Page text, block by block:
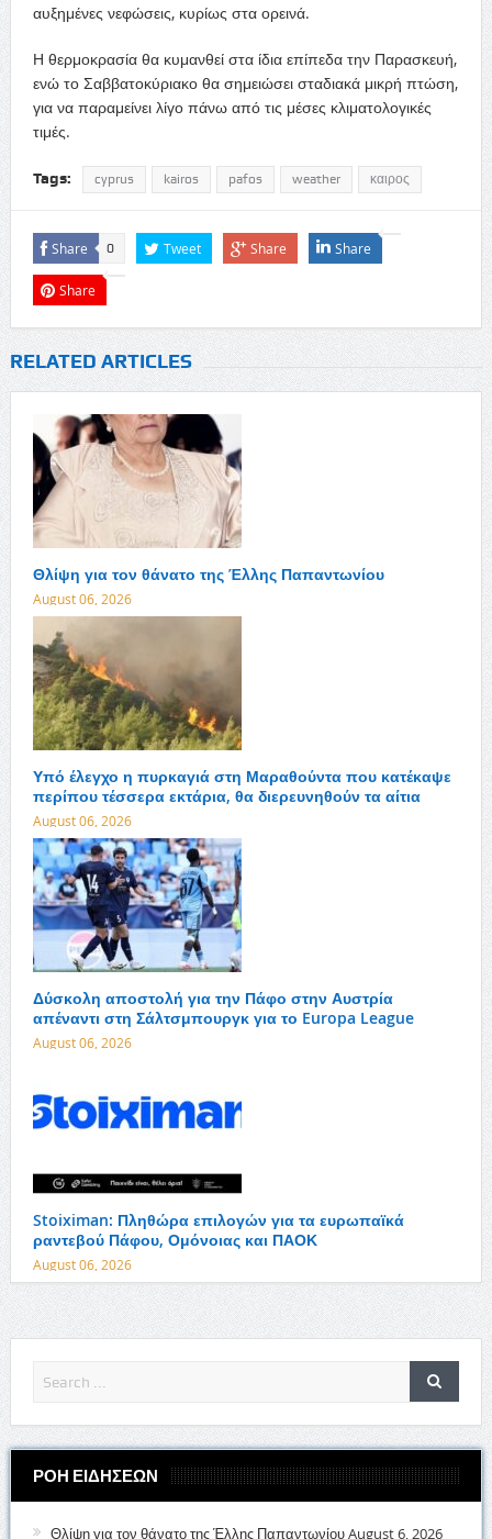
αυξημένες νεφώσεις, κυρίως στα ορεινά.
Η θερμοκρασία θα κυμανθεί στα ίδια επίπεδα την Παρασκευή,
ενώ το Σαββατοκύριακο θα σημειώσει σταδιακά μικρή πτώση,
για να παραμείνει λίγο πάνω από τις μέσες κλιματολογικές
τιμές.
Tags: cyprus kairos pafos weather καιρος
Share 0 Tweet Share Share
Share
RELATED ARTICLES
Θλίψη για τον θάνατο της Έλλης Παπαντωνίου
August 06, 2026
Υπό έλεγχο η πυρκαγιά στη Μαραθούντα που κατέκαψε
περίπου τέσσερα εκτάρια, θα διερευνηθούν τα αίτια
August 06, 2026
Δύσκολη αποστολή για την Πάφο στην Αυστρία
απέναντι στη Σάλτσμπουργκ για το Europa League
August 06, 2026
Stoiximan: Πληθώρα επιλογών για τα ευρωπαϊκά
ραντεβού Πάφου, Ομόνοιας και ΠΑΟΚ
August 06, 2026
ΡΟΗ ΕΙΔΗΣΕΩΝ
Θλίψη για τον θάνατο της Έλλης ΠαπαντωνίουAugust 6, 2026